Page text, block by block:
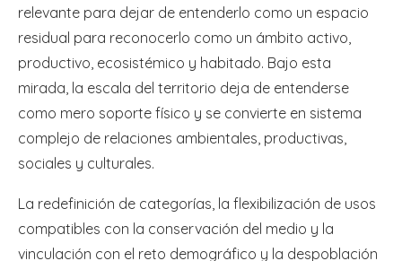
relevante para dejar de entenderlo como un espacio
residual para reconocerlo como un ámbito activo,
productivo, ecosistémico y habitado. Bajo esta
mirada, la escala del territorio deja de entenderse
como mero soporte físico y se convierte en sistema
complejo de relaciones ambientales, productivas,
sociales y culturales.
La redefinición de categorías, la flexibilización de usos
compatibles con la conservación del medio y la
vinculación con el reto demográfico y la despoblación